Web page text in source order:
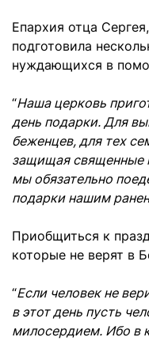
Епархия отца
подготовила
нуждающихся в
“Наша церковь
день подарки. Для
беженцев, для тех
защищая священные
мы обязательно
подарки нашим
Приобщиться к
которые не верят в
“Если человек не
в этот день пусть
милосердием. Ибо в